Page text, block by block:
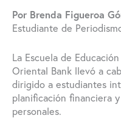
Por Brenda Figueroa
Estudiante de
La Escuela de
Oriental Bank llevó a
dirigido a estudiantes
planificación financiera
personales.